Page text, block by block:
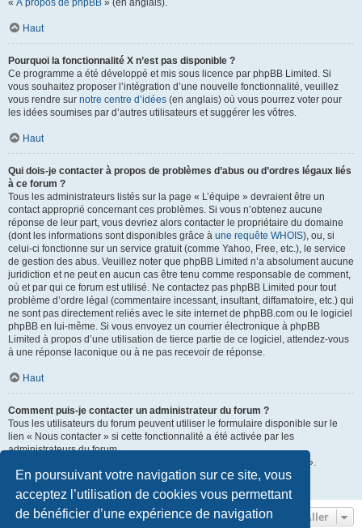
En poursuivant votre navigation sur ce site, vous
acceptez l’utilisation de cookies vous permettant
de bénéficier d’une expérience de navigation
« À propos de phpBB » (en anglais).
Haut
Pourquoi la fonctionnalité X n’est pas disponible ?
Ce programme a été développé et mis sous licence par phpBB Limited. Si
vous souhaitez proposer l’intégration d’une nouvelle fonctionnalité, veuillez
vous rendre sur notre centre d’idées (en anglais) où vous pourrez voter pour
les idées soumises par d’autres utilisateurs et suggérer les vôtres.
Haut
Qui dois-je contacter à propos de problèmes d’abus ou d’ordres légaux liés
à ce forum ?
Tous les administrateurs listés sur la page « L’équipe » devraient être un
contact approprié concernant ces problèmes. Si vous n’obtenez aucune
réponse de leur part, vous devriez alors contacter le propriétaire du domaine
(dont les informations sont disponibles grâce à une requête WHOIS), ou, si
celui-ci fonctionne sur un service gratuit (comme Yahoo, Free, etc.), le service
de gestion des abus. Veuillez noter que phpBB Limited n’a absolument aucune
juridiction et ne peut en aucun cas être tenu comme responsable de comment,
où et par qui ce forum est utilisé. Ne contactez pas phpBB Limited pour tout
problème d’ordre légal (commentaire incessant, insultant, diffamatoire, etc.) qui
ne sont pas directement reliés avec le site internet de phpBB.com ou le logiciel
phpBB en lui-même. Si vous envoyez un courrier électronique à phpBB
Limited à propos d’une utilisation de tierce partie de ce logiciel, attendez-vous
à une réponse laconique ou à ne pas recevoir de réponse.
Haut
Comment puis-je contacter un administrateur du forum ?
Tous les utilisateurs du forum peuvent utiliser le formulaire disponible sur le
lien « Nous contacter » si cette fonctionnalité a été activée par les
administrateurs du forum.
Les membres du forum peuvent également utiliser le lien « L’équipe ».
Aller